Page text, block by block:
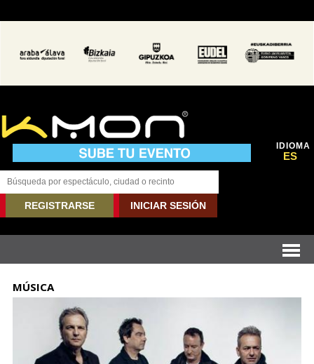
IDIOMA
ES
REGISTRARSE INICIAR SESIÓN
MÚSICA